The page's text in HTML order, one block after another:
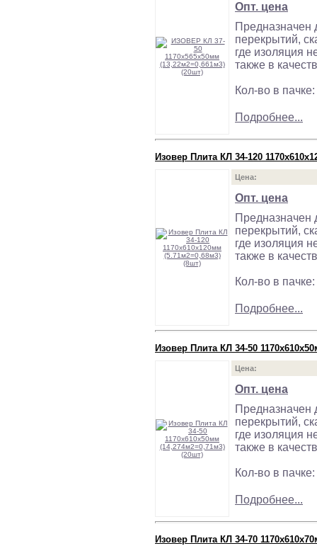
Опт. цена
Предназначен
перекрытий,
где изоляция
также в
Кол-во в
Подробнее...
Изовер Плита КЛ 34-120
Цена:
Опт. цена
Предназначен
перекрытий,
где изоляция
также в
Кол-во в
Подробнее...
Изовер Плита КЛ 34-50
Цена:
Опт. цена
Предназначен
перекрытий,
где изоляция
также в
Кол-во в
Подробнее...
Изовер Плита КЛ 34-70